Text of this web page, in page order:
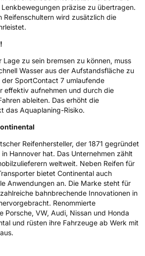
/ Alpine-SymbolNein
(GPSR)
Reifen Deutschland GmbH
Plaza 1 30173 Hannover
präzise zu übertragen.
Reifenschultern wird zusätzlich die
Lage zu sein bremsen zu können, muss
Wasser aus der Aufstandsfläche zu
SportContact 7 umlaufende
effektiv aufnehmen und durch die
ableiten. Das erhöht die
das Aquaplaning-Risiko.
Reifenhersteller, der 1871 gegründet
Hannover hat. Das Unternehmen zählt
weltweit. Neben Reifen für
bietet Continental auch
Anwendungen an. Die Marke steht für
bahnbrechende Innovationen in
Renommierte
Porsche, VW, Audi, Nissan und Honda
und rüsten ihre Fahrzeuge ab Werk mit